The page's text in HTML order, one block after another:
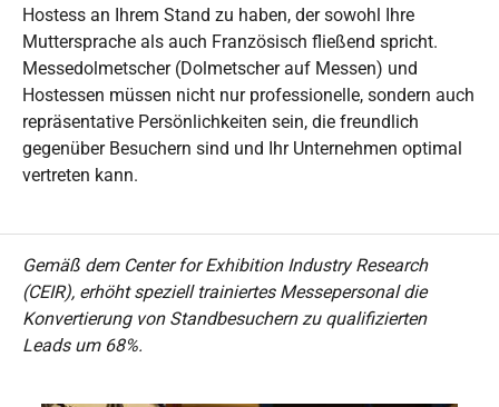
Hostess an Ihrem Stand zu haben, der sowohl Ihre
Muttersprache als auch Französisch fließend spricht.
Messedolmetscher (Dolmetscher auf Messen) und
Hostessen müssen nicht nur professionelle, sondern auch
repräsentative Persönlichkeiten sein, die freundlich
gegenüber Besuchern sind und Ihr Unternehmen optimal
vertreten kann.
Gemäß dem Center for Exhibition Industry Research
(CEIR), erhöht speziell trainiertes Messepersonal die
Konvertierung von Standbesuchern zu qualifizierten
Leads um 68%.